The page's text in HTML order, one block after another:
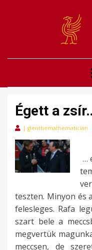
VÖRÖS
Égett a
| glenthemathematician
…
teszten. Minyon és
felesleges. Rafa
szart bele a
megvertük
meccsen, de